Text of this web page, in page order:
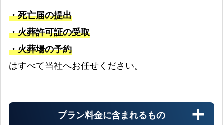
お迎え先からの搬送料金
安置料金
・死亡届の提出
・火葬許可証の受取
・火葬場の予約
はすべて当社へお任せください。
プラン料金に含まれるもの